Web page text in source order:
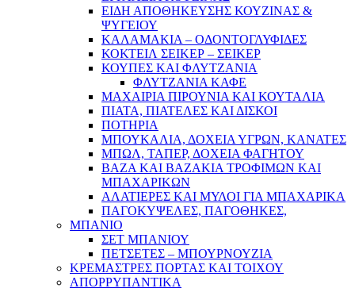
ΕΙΔΗ ΑΠΟΘΗΚΕΥΣΗΣ ΚΟΥΖΙΝΑΣ &
ΨΥΓΕΙΟΥ
ΚΑΛΑΜΑΚΙΑ – ΟΔΟΝΤΟΓΛΥΦΙΔΕΣ
ΚΟΚΤΕΙΛ ΣΕΙΚΕΡ – ΣΕΙΚΕΡ
ΚΟΥΠΕΣ ΚΑΙ ΦΛΥΤΖΑΝΙΑ
ΦΛΥΤΖΑΝΙΑ ΚΑΦΕ
ΜΑΧΑΙΡΙΑ ΠΙΡΟΥΝΙΑ ΚΑΙ ΚΟΥΤΑΛΙΑ
ΠΙΑΤΑ, ΠΙΑΤΕΛΕΣ ΚΑΙ ΔΙΣΚΟΙ
ΠΟΤΗΡΙΑ
ΜΠΟΥΚΑΛΙΑ, ΔΟΧΕΙΑ ΥΓΡΩΝ, ΚΑΝΑΤΕΣ
ΜΠΩΛ, ΤΑΠΕΡ, ΔΟΧΕΙΑ ΦΑΓΗΤΟΥ
ΒΑΖΑ ΚΑΙ ΒΑΖΑΚΙΑ ΤΡΟΦΙΜΩΝ ΚΑΙ
ΜΠΑΧΑΡΙΚΩΝ
ΑΛΑΤΙΕΡΕΣ ΚΑΙ ΜΥΛΟΙ ΓΙΑ ΜΠΑΧΑΡΙΚΑ
ΠΑΓΟΚΥΨΕΛΕΣ, ΠΑΓΟΘΗΚΕΣ,
ΜΠΑΝΙΟ
ΣΕΤ ΜΠΑΝΙΟΥ
ΠΕΤΣΕΤΕΣ – ΜΠΟΥΡΝΟΥΖΙΑ
ΚΡΕΜΑΣΤΡΕΣ ΠΟΡΤΑΣ ΚΑΙ ΤΟΙΧΟΥ
ΑΠΟΡΡΥΠΑΝΤΙΚΑ